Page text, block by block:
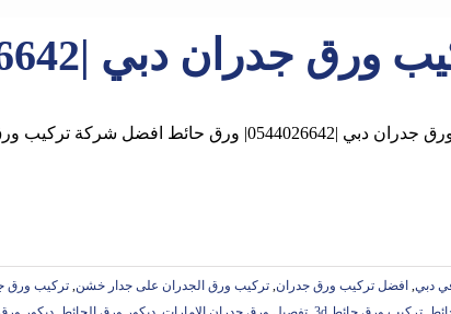
جدران دبي |0544026642| ورق حائط
ورق حائط افضل شركة تركيب ورق جدران في دبي ,الشارقة
دبي, افضل تركيب ورق جدران, تركيب ورق الجدران على جدار خشن, تركيب ورق